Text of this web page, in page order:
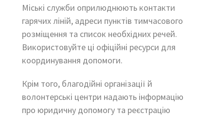
Міські служби оприлюднюють контакти
гарячих ліній, адреси пунктів тимчасового
розміщення та список необхідних речей.
Використовуйте ці офіційні ресурси для
координування допомоги.
Крім того, благодійні організації й
волонтерські центри надають інформацію
про юридичну допомогу та реєстрацію